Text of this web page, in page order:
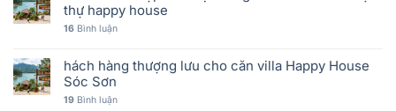
thự happy house
16 Bình luận
hách hàng thượng lưu cho căn villa Happy House
Sóc Sơn
19 Bình luận